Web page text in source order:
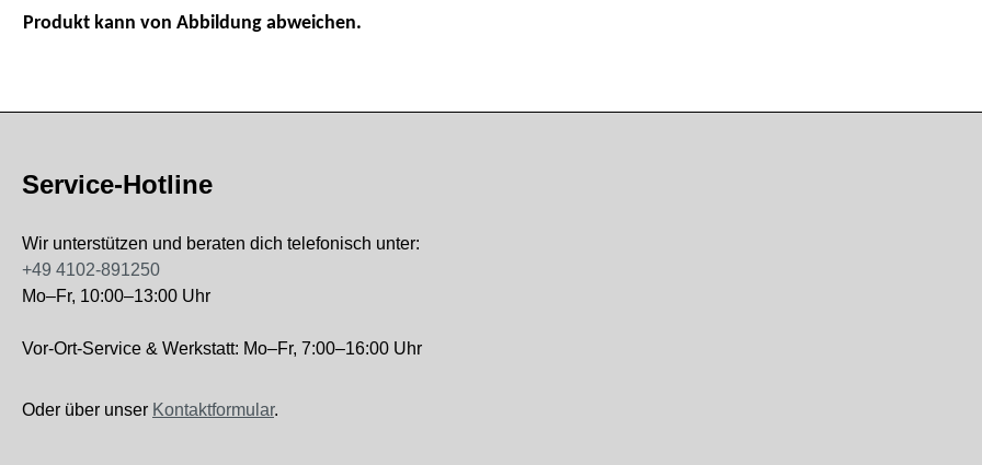
Produkt kann von Abbildung abweichen.
Service-Hotline
Wir unterstützen und beraten dich telefonisch unter:
+49 4102-891250
Mo–Fr, 10:00–13:00 Uhr
Vor-Ort-Service & Werkstatt: Mo–Fr, 7:00–16:00 Uhr
Oder über unser Kontaktformular.